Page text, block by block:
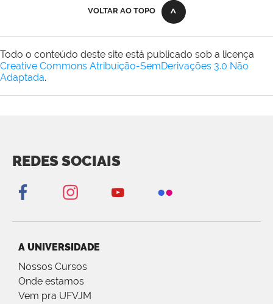
VOLTAR AO TOPO
Todo o conteúdo deste site está publicado sob a licença
Creative Commons Atribuição-SemDerivações 3.0 Não
Adaptada.
REDES SOCIAIS
A UNIVERSIDADE
Nossos Cursos
Onde estamos
Vem pra UFVJM